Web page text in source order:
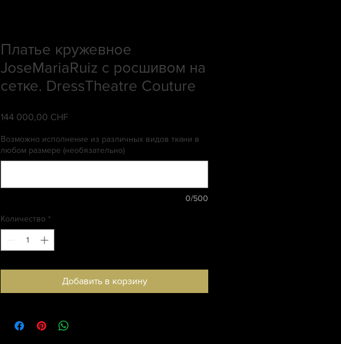
Платье кружевное
JoseMariaRuiz с росшивом на
сетке. DressTheatre Couture
144 000,00 CHF
Возможно исполнение из различных видов ткани в
любом размере (необязательно)
0/500
Количество *
Добавить в корзину